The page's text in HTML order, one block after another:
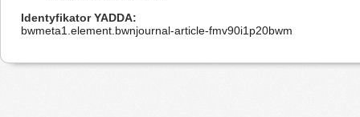
Identyfikator YADDA
bwmeta1.element.bwnjournal-article-fmv90i1p20bwm